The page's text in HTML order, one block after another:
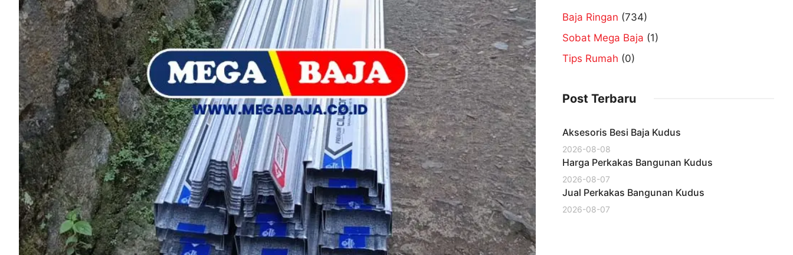
Baja Ringan (734)
Sobat Mega Baja (1)
Tips Rumah (0)
Post Terbaru
Aksesoris Besi Baja Kudus
2026-08-08
Harga Perkakas Bangunan Kudus
2026-08-07
Jual Perkakas Bangunan Kudus
2026-08-07